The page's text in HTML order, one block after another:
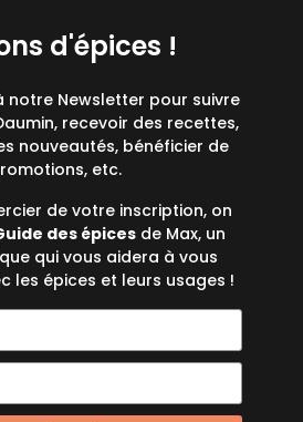
d'épices !
notre Newsletter pour suivre
recevoir des recettes,
nouveautés, bénéficier de
etc.
de votre inscription, on
des épices de Max, un
qui vous aidera à vous
les épices et leurs usages !